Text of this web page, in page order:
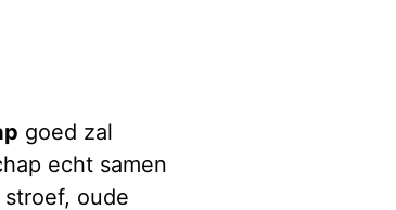
goed zal
echt samen
oude